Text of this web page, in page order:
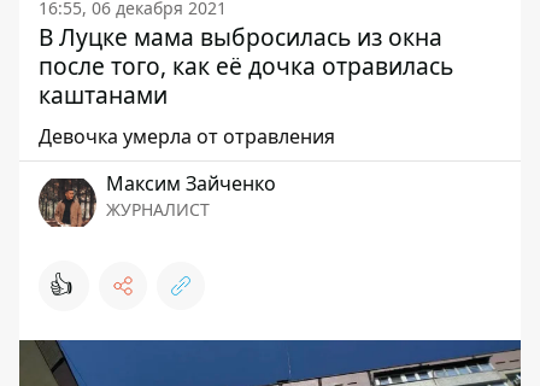
16:55, 06 декабря 2021
В Луцке мама выбросилась из окна
после того, как её дочка отравилась
каштанами
Девочка умерла от отравления
Максим Зайченко
ЖУРНАЛИСТ
👍